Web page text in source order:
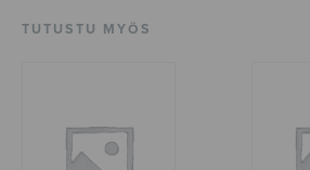
TUTUSTU MYÖS